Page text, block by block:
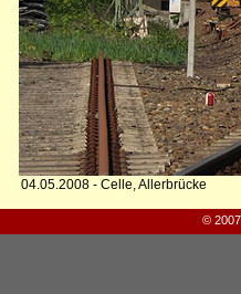
04.05.2008 - Celle, Allerbrücke
©